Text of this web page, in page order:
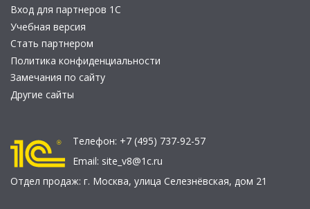
Вход для партнеров 1С
Учебная версия
Стать партнером
Политика конфиденциальности
Замечания по сайту
Другие сайты
Телефон: +7 (495) 737-92-57
Email: site_v8@1c.ru
Отдел продаж: г. Москва, улица Селезнёвская, дом 21